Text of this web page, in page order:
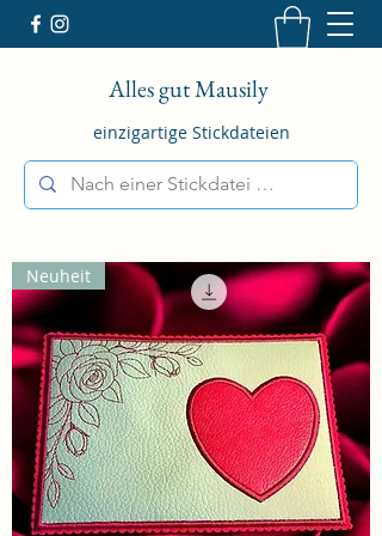
Alles gut Mausily
einzigartige Stickdateien
Neuheit